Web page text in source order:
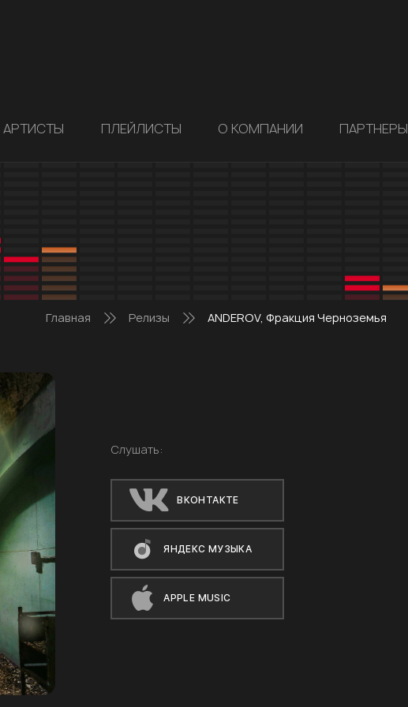
АРТИСТЫ ПЛЕЙЛИСТЫ О КОМПАНИИ ПАРТНЕРЫ
Главная Релизы ANDEROV, Фракция Черноземья
Слушать:
ВКОНТАКТЕ
ЯНДЕКС МУЗЫКА
APPLE MUSIC